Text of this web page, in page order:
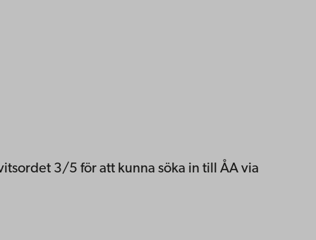
3/5 för att kunna söka in till ÅA via